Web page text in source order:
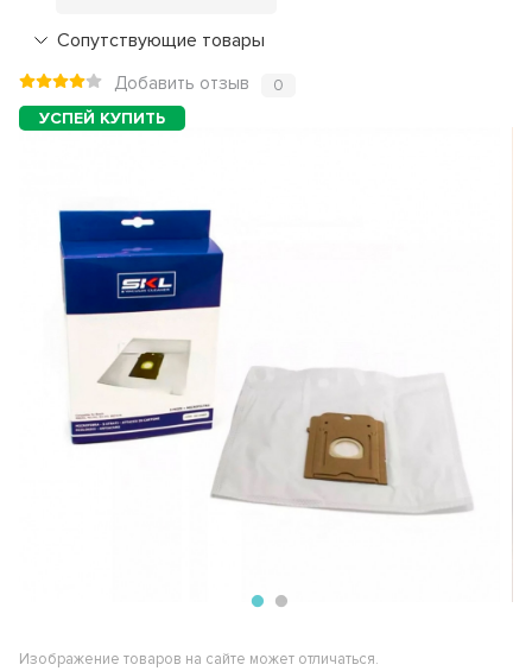
Сопутствующие товары
Добавить отзыв 0
Изображение товаров на сайте может отличаться.